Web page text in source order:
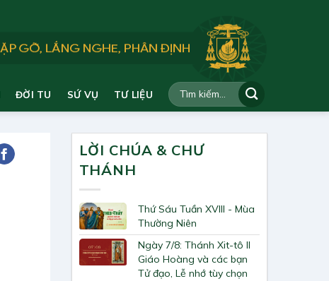
ĐỜI TU SỨ VỤ TƯ LIỆU
LỜI CHÚA & CHƯ
THÁNH
Thứ Sáu Tuần XVIII - Mùa
Thường Niên
Ngày 7/8: Thánh Xit-tô II
Giáo Hoàng và các bạn
Tử đạo, Lễ nhớ tùy chọn